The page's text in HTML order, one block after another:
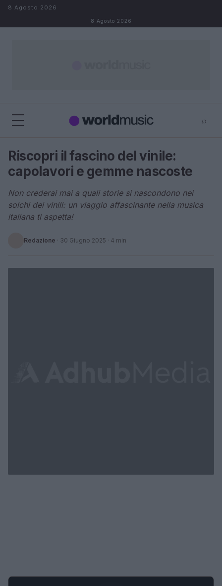
Salta al contenuto
8 Agosto 2026
8 Agosto 2026
⌕
Cerca
Riscopri il fascino del vinile:
capolavori e gemme nascoste
Non crederai mai a quali storie si nascondono nei
solchi dei vinili: un viaggio affascinante nella musica
italiana ti aspetta!
Redazione · 30 Giugno 2025 · 4 min